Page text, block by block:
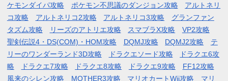
ケモンダイパ攻略
ポケモン不思議のダンジョン攻略
アルトネリ
コ攻略
アルトネリコ2攻略 アルトネリコ3攻略
グランファン
タズム攻略
リーズのアトリエ攻略 スマブラX攻略
VP2攻略
聖剣伝説4・DS(COM)・HOM攻略
DQMJ攻略 DQMJ2攻略
テ
リーのワンダーランド3D攻略
ドラクエソード攻略
ドラクエ6攻
略
ドラクエ7攻略 ドラクエ8攻略 ドラクエ9攻略
FF12攻略
風来のシレン攻略
MOTHER3攻略 マリオカートWii攻略 マリ